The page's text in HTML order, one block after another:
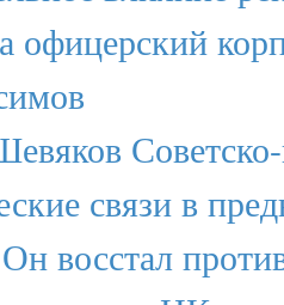
офицерский
связи в
восстал